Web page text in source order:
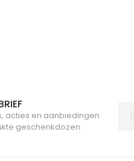
acties en aanbiedingen
geschenkdozen.